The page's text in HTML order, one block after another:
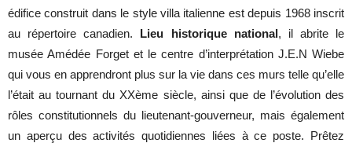
édifice construit dans le style villa italienne est depuis 1968 inscrit
au répertoire canadien. Lieu historique national, il abrite le
musée Amédée Forget et le centre d’interprétation J.E.N Wiebe
qui vous en apprendront plus sur la vie dans ces murs telle qu’elle
l’était au tournant du XXème siècle, ainsi que de l’évolution des
rôles constitutionnels du lieutenant-gouverneur, mais également
un aperçu des activités quotidiennes liées à ce poste. Prêtez